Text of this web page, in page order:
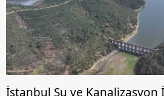
İstanbul Su ve Kanalizasyon